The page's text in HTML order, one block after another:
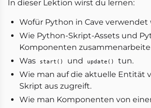
In dieser Lektion wirst du lernen:
Wofür Python in Cave verwendet
Wie Python-Skript-Assets und
Komponenten
Was
start() und update()
tun.
Wie man auf die aktuelle Entität
Skript aus zugreift.
Wie man Komponenten von